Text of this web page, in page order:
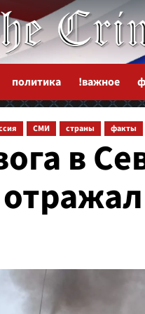
политика !важное
СМИ страны факты
в